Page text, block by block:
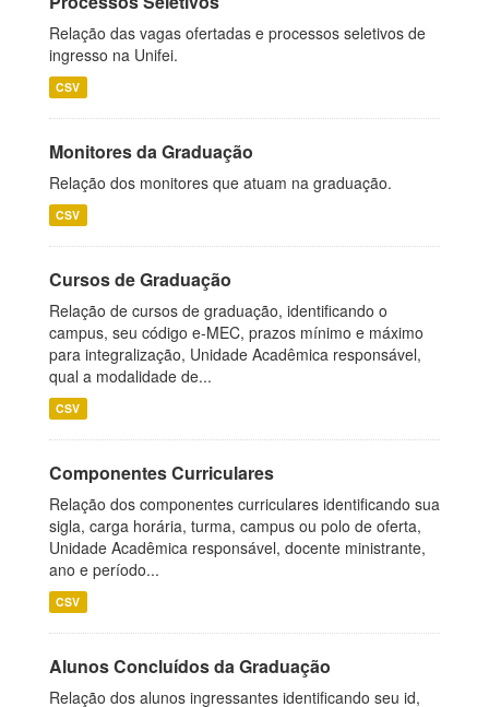
Relação das vagas ofertadas e processos seletivos de
ingresso na Unifei.
CSV
Monitores da Graduação
Relação dos monitores que atuam na graduação.
CSV
Cursos de Graduação
Relação de cursos de graduação, identificando o
campus, seu código e-MEC, prazos mínimo e máximo
para integralização, Unidade Acadêmica responsável,
qual a modalidade de...
CSV
Componentes Curriculares
Relação dos componentes curriculares identificando sua
sigla, carga horária, turma, campus ou polo de oferta,
Unidade Acadêmica responsável, docente ministrante,
ano e período...
CSV
Alunos Concluídos da Graduação
Relação dos alunos ingressantes identificando seu id,